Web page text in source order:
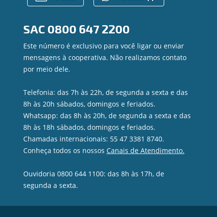
Regularização de dívidas
Canal de Ética
SAC 0800 647 2200
Este número é exclusivo para você ligar ou enviar
mensagens à cooperativa. Não realizamos contato
por meio dele.
Telefonia: das 7h às 22h, de segunda a sexta e das
8h às 20h sábados, domingos e feriados.
Whatsapp: das 8h às 20h, de segunda a sexta e das
8h às 18h sábados, domingos e feriados.
Chamadas internacionais: 55 47 3381 8740.
Conheça todos os nossos Canais de Atendimento.
Ouvidoria 0800 644 1100: das 8h às 17h, de
segunda a sexta.